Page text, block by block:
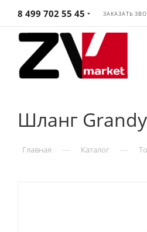
8 499 702 55 45 ЗАКАЗАТЬ
Шланг
Главная — Каталог —